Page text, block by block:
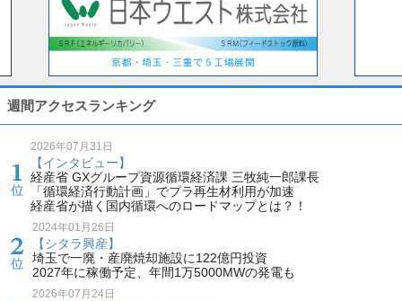
週間アクセスランキング
2026年07月31日
【インタビュー】
経産省 GXグループ資源循環経済課 三牧純一郎課長
「循環経済行動計画」でプラ再生材利用が加速
経産省が描く国内循環へのロードマップとは？！
2024年01月26日
【シタラ興産】
埼玉で一廃・産廃焼却施設に122億円投資
2027年に稼働予定、年間1万5000MWの発電も
2026年07月24日